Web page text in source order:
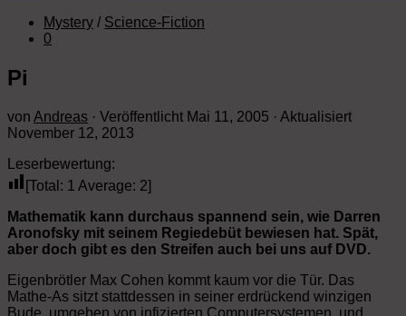
Mystery / Science-Fiction
0
Pi
von Andreas · Veröffentlicht Mai 11, 2005 · Aktualisiert
November 12, 2013
Leserbewertung:
[Total: 1 Average: 2]
Mathematik kann durchaus spannend sein, wie Darren
Aronofsky mit seinem Regiedebüt bewiesen hat. Spät,
aber doch gibt es den Streifen auch bei uns auf DVD.
Eigenbrötler Max Cohen kommt kaum vor die Tür. Das
Mathe-As sitzt stattdessen in seiner erdrückend winzigen
Bude, umgeben von infizierten Computersystemen, und